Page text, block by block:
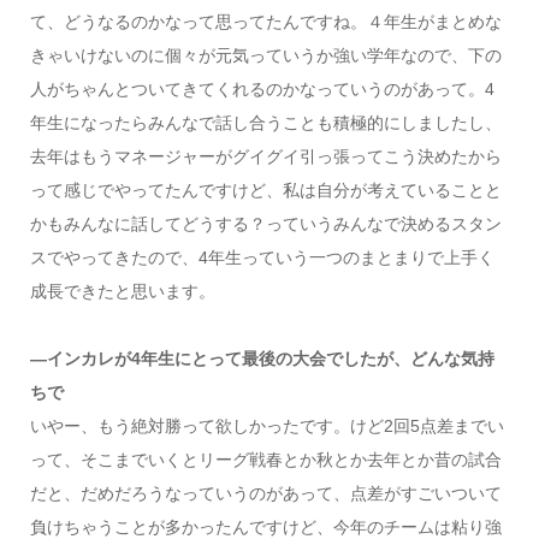
て、どうなるのかなって思ってたんですね。４年生がまとめな
きゃいけないのに個々が元気っていうか強い学年なので、下の
人がちゃんとついてきてくれるのかなっていうのがあって。4
年生になったらみんなで話し合うことも積極的にしましたし、
去年はもうマネージャーがグイグイ引っ張ってこう決めたから
って感じでやってたんですけど、私は自分が考えていることと
かもみんなに話してどうする？っていうみんなで決めるスタン
スでやってきたので、4年生っていう一つのまとまりで上手く
成長できたと思います。
―インカレが4年生にとって最後の大会でしたが、どんな気持
ちで
いやー、もう絶対勝って欲しかったです。けど2回5点差までい
って、そこまでいくとリーグ戦春とか秋とか去年とか昔の試合
だと、だめだろうなっていうのがあって、点差がすごいついて
負けちゃうことが多かったんですけど、今年のチームは粘り強